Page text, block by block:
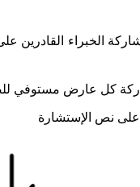
الخبراء القادرين
كل عارض مستوفي
على نص الإستشارة